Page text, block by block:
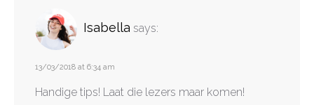
Isabella says:
13/03/2018 at 6:34 am
Handige tips! Laat die lezers maar komen!